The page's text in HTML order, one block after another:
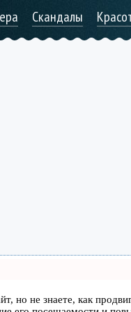
Скандалы
но не знаете, как